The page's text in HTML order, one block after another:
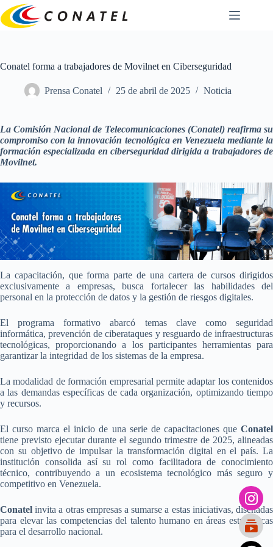
Saltar
al
contenido
Conatel forma a trabajadores de Movilnet en Ciberseguridad
Prensa Conatel 25 de abril de 2025 Noticia
La Comisión Nacional de Telecomunicaciones (Conatel) reafirma su
compromiso con la innovación tecnológica en Venezuela mediante la
formación especializada en ciberseguridad dirigida a trabajadores de
Movilnet.
La capacitación, que forma parte de una cartera de cursos dirigidos
exclusivamente a empresas, busca fortalecer las habilidades del
personal en la protección de datos y la gestión de riesgos digitales.
El programa formativo abarcó temas clave como seguridad
informática, prevención de ciberataques y resguardo de infraestructuras
tecnológicas, proporcionando a los participantes herramientas para
garantizar la integridad de los sistemas de la empresa.
La modalidad de formación empresarial permite adaptar los contenidos
a las demandas específicas de cada organización, optimizando tiempo
y recursos.
El curso marca el inicio de una serie de capacitaciones que Conatel
tiene previsto ejecutar durante el segundo trimestre de 2025, alineadas
con su objetivo de impulsar la transformación digital en el país. La
institución consolida así su rol como facilitadora de conocimiento
técnico, contribuyendo a un ecosistema tecnológico más seguro y
competitivo en Venezuela.
Conatelinvita a otras empresas a sumarse a estas iniciativas, diseñadas
para elevar las competencias del talento humano en áreas estratégicas
para el desarrollo nacional.